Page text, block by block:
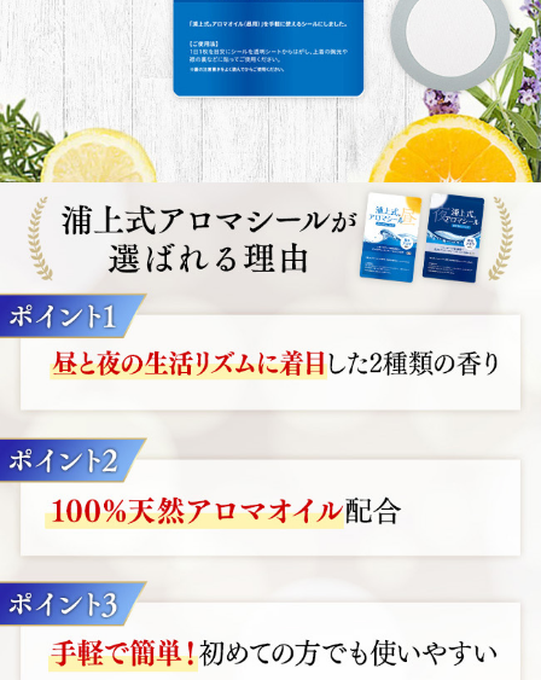
ください。
アロマシールご使用時、アロマオイルの香りが衣類などに
移りますので、ご承知の上でご使用ください。
保管及び取り扱い上のご注意
直射日光、高温多湿をさけ、涼しいところに保存してくだ
さい。
開封後は1カ月以内を目安に使い切ってください。
乳幼児の手の届かないところに保存してください。
アロマシールご使用時、色移りなどが気になる場合は、衣
服の目立たない場所に貼り、確かめてからご使用ください。